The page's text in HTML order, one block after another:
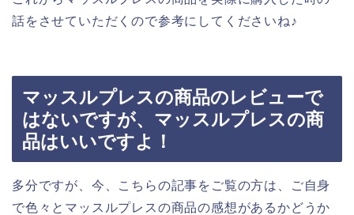
話をさせていただくので参考にしてくださいね♪
マッスルプレスの商品のレビューで
はないですが、マッスルプレスの商
品はいいですよ！
多分ですが、今、こちらの記事をご覧の方は、ご自身
で色々とマッスルプレスの商品の感想があるかどうか